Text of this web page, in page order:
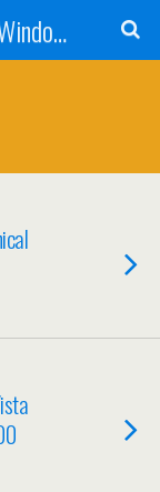
Windows 11 - Windows 10 - Windows 8 - Windows 7 - VISTA